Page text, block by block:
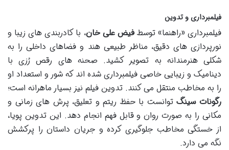
فیلمبرداری و تدوین
فیلمبرداری «راهنما» توسطفیض علی خان، با کادربندی های زیبا و
نورپردازی های دقیق، مناظر طبیعی هند و فضاهای داخلی را به
شکلی هنرمندانه به تصویر کشید. صحنه های رقص رُزی با
دینامیک و زیبایی خاصی فیلمبرداری شده اند که شور و استعداد او
را به مخاطب منتقل می کنند. تدوین فیلم نیز بسیار ماهرانه است؛
رگونات سینگتوانست با حفظ ریتم و تعلیق، پرش های زمانی و
مکانی را به صورت روان و قابل فهم انجام دهد. این تدوین پویا،
از خستگی مخاطب جلوگیری کرده و جریان داستان را پرکشش
نگه می دارد.